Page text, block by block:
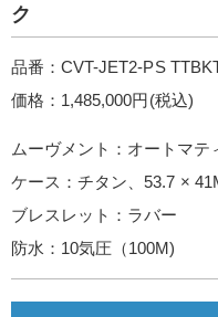
ク
品番：CVT-JET2-PS
価格：1,485,000円(税込)
ムーヴメント：オートマテ
ケース：チタン、53.7 ×
ブレスレット：ラバー
防水：10気圧（100M)